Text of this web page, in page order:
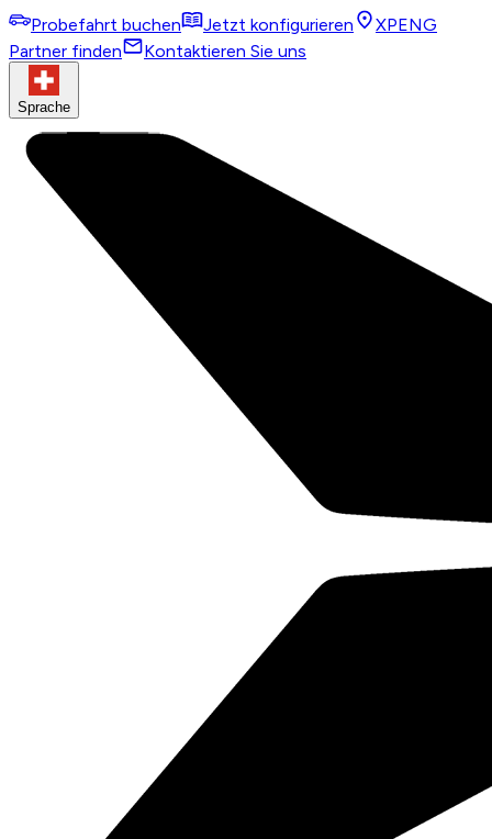
Probefahrt buchen Jetzt konfigurieren
XPENG
Partner finden
Kontaktieren Sie uns
Sprache